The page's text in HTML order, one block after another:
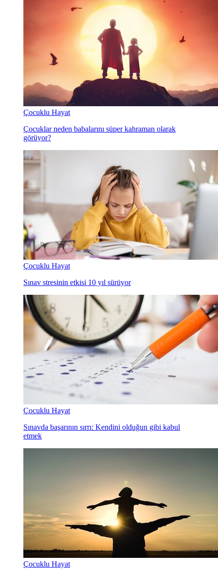
Çocuklu Hayat
Çocuklar neden babalarını süper kahraman olarak
görüyor?
Çocuklu Hayat
Sınav stresinin etkisi 10 yıl sürüyor
Çocuklu Hayat
Sınavda başarının sırrı: Kendini olduğun gibi kabul
etmek
Çocuklu Hayat